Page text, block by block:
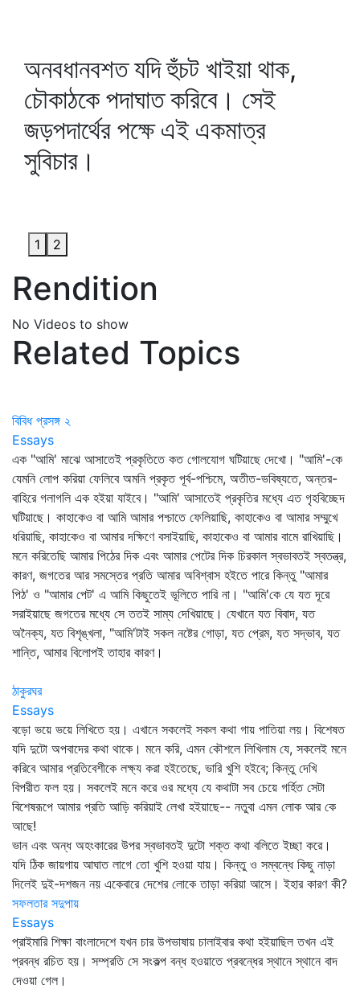
অনবধানবশত যদি হুঁচট খাইয়া থাক,
চৌকাঠকে পদাঘাত করিবে। সেই
জড়পদার্থের পক্ষে এই একমাত্র
সুবিচার।
1 2
Rendition
No Videos to show
Related Topics
বিবিধ প্রসঙ্গ ২
Essays
এক "আমি' মাঝে আসাতেই প্রকৃতিতে কত গোলযোগ ঘটিয়াছে দেখো। "আমি'-কে
যেমনি লোপ করিয়া ফেলিবে অমনি প্রকৃত পূর্ব-পশ্চিমে, অতীত-ভবিষ্যতে, অন্তর-
বাহিরে গলাগলি এক হইয়া যাইবে। "আমি' আসাতেই প্রকৃতির মধ্যে এত গৃহবিচ্ছেদ
ঘটিয়াছে। কাহাকেও বা আমি আমার পশ্চাতে ফেলিয়াছি, কাহাকেও বা আমার সম্মুখে
ধরিয়াছি, কাহাকেও বা আমার দক্ষিণে বসাইয়াছি, কাহাকেও বা আমার বামে রাখিয়াছি।
মনে করিতেছি আমার পিঠের দিক এবং আমার পেটের দিক চিরকাল স্বভাবতই স্বতন্ত্র,
কারণ, জগতের আর সমস্তের প্রতি আমার অবিশ্বাস হইতে পারে কিন্তু "আমার
পিঠ' ও "আমার পেট' এ আমি কিছুতেই ভূলিতে পারি না। "আমি'কে যে যত দূরে
সরাইয়াছে জগতের মধ্যে সে ততই সাম্য দেখিয়াছে। যেখানে যত বিবাদ, যত
অনৈক্য, যত বিশৃঙ্খলা, "আমি'টাই সকল নষ্টের গোড়া, যত প্রেম, যত সদ্ভাব, যত
শান্তি, আমার বিলোপই তাহার কারণ।
ঠাকুরঘর
Essays
বড়ো ভয়ে ভয়ে লিখিতে হয়। এখানে সকলেই সকল কথা গায় পাতিয়া লয়। বিশেষত
যদি দুটো অপবাদের কথা থাকে। মনে করি, এমন কৌশলে লিখিলাম যে, সকলেই মনে
করিবে আমার প্রতিবেশীকে লক্ষ্য করা হইতেছে, ভারি খুশি হইবে; কিন্তু দেখি
বিপরীত ফল হয়। সকলেই মনে করে ওর মধ্যে যে কথাটা সব চেয়ে গর্হিত সেটা
বিশেষরূপে আমার প্রতি আড়ি করিয়াই লেখা হইয়াছে-- নতুবা এমন লোক আর কে
আছে!
ভান এবং অন্ধ অহংকারের উপর স্বভাবতই দুটো শক্ত কথা বলিতে ইচ্ছা করে।
যদি ঠিক জায়গায় আঘাত লাগে তো খুশি হওয়া যায়। কিন্তু ও সম্বন্ধে কিছু নাড়া
দিলেই দুই-দশজন নয় একেবারে দেশের লোকে তাড়া করিয়া আসে। ইহার কারণ কী?
সফলতার সদুপায়
Essays
প্রাইমারি শিক্ষা বাংলাদেশে যখন চার উপভাষায় চালাইবার কথা হইয়াছিল তখন এই
প্রবন্ধ রচিত হয়। সম্প্রতি সে সংকল্প বন্ধ হওয়াতে প্রবন্ধের স্থানে স্থানে বাদ
দেওয়া গেল।